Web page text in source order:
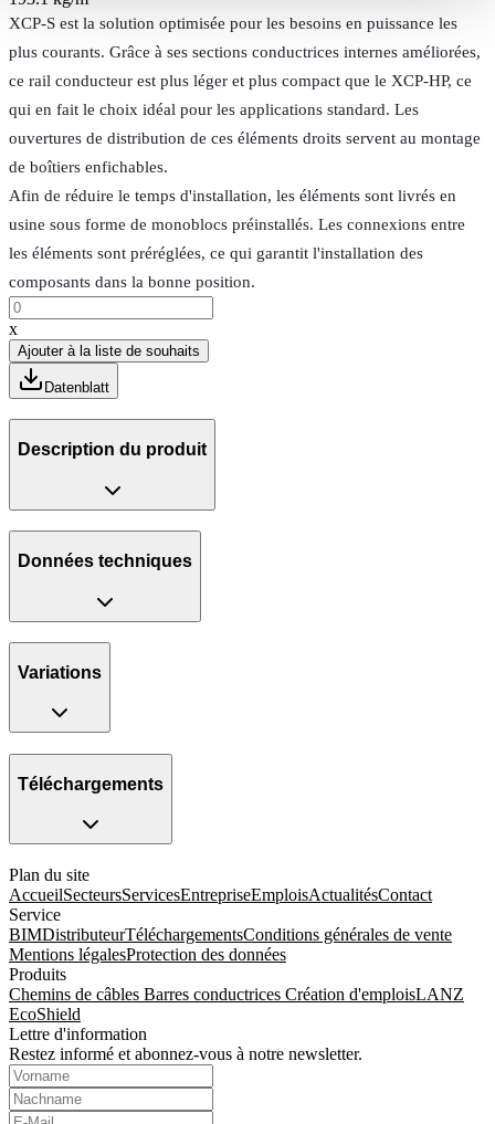
XCP-S est la solution optimisée pour les besoins en puissance les
plus courants. Grâce à ses sections conductrices internes améliorées,
ce rail conducteur est plus léger et plus compact que le XCP-HP, ce
qui en fait le choix idéal pour les applications standard. Les
ouvertures de distribution de ces éléments droits servent au montage
de boîtiers enfichables.
Afin de réduire le temps d'installation, les éléments sont livrés en
usine sous forme de monoblocs préinstallés. Les connexions entre
les éléments sont préréglées, ce qui garantit l'installation des
composants dans la bonne position.
x
Ajouter à la liste de souhaits
Datenblatt
Description du produit
Données techniques
Variations
Téléchargements
Plan du site
AccueilSecteursServicesEntrepriseEmploisActualitésContact
Service
BIMDistributeurTéléchargementsConditions générales de vente
Mentions légalesProtection des données
Produits
Chemins de câbles Barres conductrices Création d'emploisLANZ
EcoShield
Lettre d'information
Restez informé et abonnez-vous à notre newsletter.